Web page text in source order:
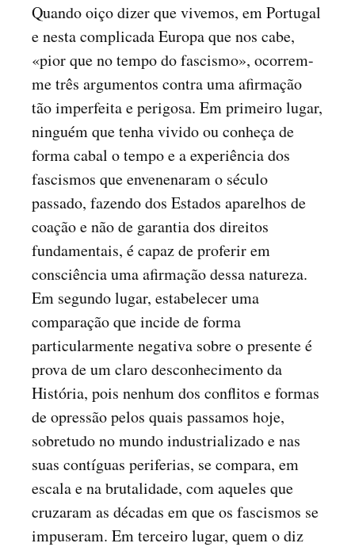
Quando oiço dizer que vivemos, em Portugal
e nesta complicada Europa que nos cabe,
«pior que no tempo do fascismo», ocorrem-
me três argumentos contra uma afirmação
tão imperfeita e perigosa. Em primeiro lugar,
ninguém que tenha vivido ou conheça de
forma cabal o tempo e a experiência dos
fascismos que envenenaram o século
passado, fazendo dos Estados aparelhos de
coação e não de garantia dos direitos
fundamentais, é capaz de proferir em
consciência uma afirmação dessa natureza.
Em segundo lugar, estabelecer uma
comparação que incide de forma
particularmente negativa sobre o presente é
prova de um claro desconhecimento da
História, pois nenhum dos conflitos e formas
de opressão pelos quais passamos hoje,
sobretudo no mundo industrializado e nas
suas contíguas periferias, se compara, em
escala e na brutalidade, com aqueles que
cruzaram as décadas em que os fascismos se
impuseram. Em terceiro lugar, quem o diz